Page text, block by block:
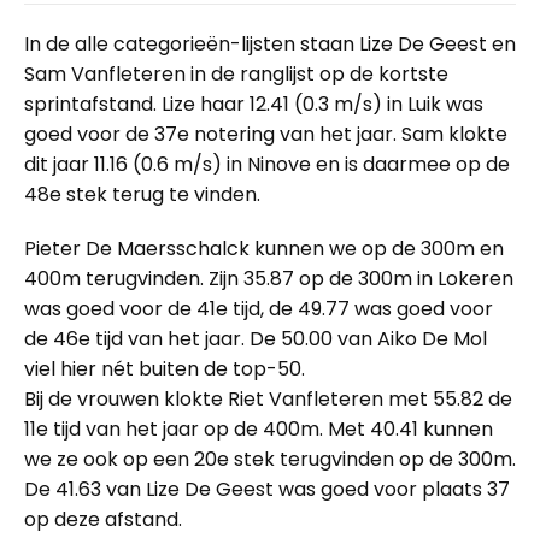
In de alle categorieën-lijsten staan Lize De Geest en
Sam Vanfleteren in de ranglijst op de kortste
sprintafstand. Lize haar 12.41 (0.3 m/s) in Luik was
goed voor de 37e notering van het jaar. Sam klokte
dit jaar 11.16 (0.6 m/s) in Ninove en is daarmee op de
48e stek terug te vinden.
Pieter De Maersschalck kunnen we op de 300m en
400m terugvinden. Zijn 35.87 op de 300m in Lokeren
was goed voor de 41e tijd, de 49.77 was goed voor
de 46e tijd van het jaar. De 50.00 van Aiko De Mol
viel hier nét buiten de top-50.
Bij de vrouwen klokte Riet Vanfleteren met 55.82 de
11e tijd van het jaar op de 400m. Met 40.41 kunnen
we ze ook op een 20e stek terugvinden op de 300m.
De 41.63 van Lize De Geest was goed voor plaats 37
op deze afstand.